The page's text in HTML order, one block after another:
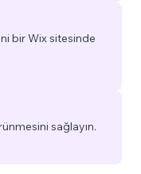
bir Wix sitesinde
sağlayın.